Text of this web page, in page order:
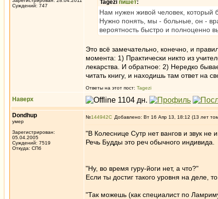
Суждений: 747
Tagezi пишет:
Нам нужен живой человек, который
Нужно понять, мы - больные, он -
вероятность быстро и полноценно
Это всё замечательно, конечно, и
момента: 1) Практически никто из
лекарства. И обратное: 2) Нередко
читать книгу, и находишь там ответ на
Ответы на этот пост: Tagezi
Наверх
Dondhup
умер
Зарегистрирован:
05.04.2005
Суждений: 7519
Откуда: СПб
№144942 Добавлено: Вт 16 Апр 13, 18:12 (13 лет
"В Колеснице Сутр нет вангов и звук не
Речь Будды это реч обычного индивида.
"Ну, во время гуру-йоги нет, а что?"
Если ты достиг такого уровня на деле,
"Так можешь (как специалист по